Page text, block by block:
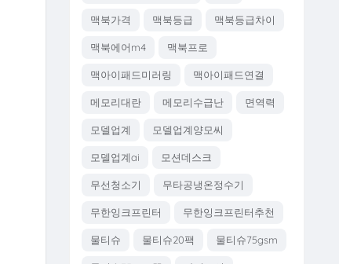
맥북가격 맥북등급 맥북등급차이
맥북에어m4 맥북프로
맥아이패드미러링 맥아이패드연결
메모리대란 메모리수급난 면역력
모델업계 모델업계양모씨
모델업계ai 모션데스크
무선청소기 무타공냉온정수기
무한잉크프린터 무한잉크프린터추천
물티슈 물티슈20팩 물티슈75gsm